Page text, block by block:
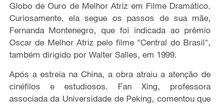
Globo de Ouro de Melhor Atriz em Filme Dramático.
Curiosamente, ela segue os passos de sua mãe,
Fernanda Montenegro, que foi indicada ao prêmio
Oscar de Melhor Atriz pelo filme "Central do Brasil",
também dirigido por Walter Salles, em 1999.
Após a estreia na China, a obra atraiu a atenção de
cinéfilos e estudiosos. Fan Xing, professora
associada da Universidade de Peking, comentou que